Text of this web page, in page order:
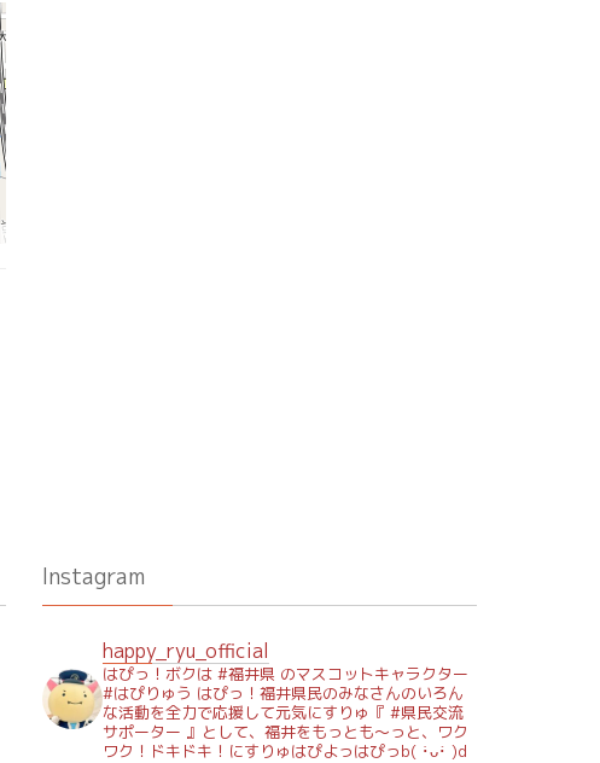
Instagram
happy_ryu_official
はぴっ！ボクは #福井県 のマスコットキャラクター
#はぴりゅう はぴっ！福井県民のみなさんのいろん
な活動を全力で応援して元気にすりゅ『 #県民交流
サポーター 』として、福井をもっとも～っと、ワク
ワク！ドキドキ！にすりゅはぴよっはぴっb( ･̀ᴗ･́ )d